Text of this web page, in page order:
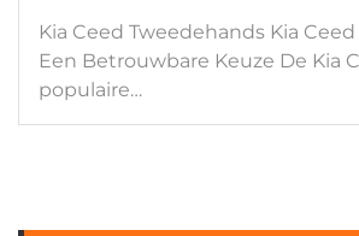
Kia Ceed Tweedehands Kia
Een Betrouwbare Keuze De Kia
populaire…